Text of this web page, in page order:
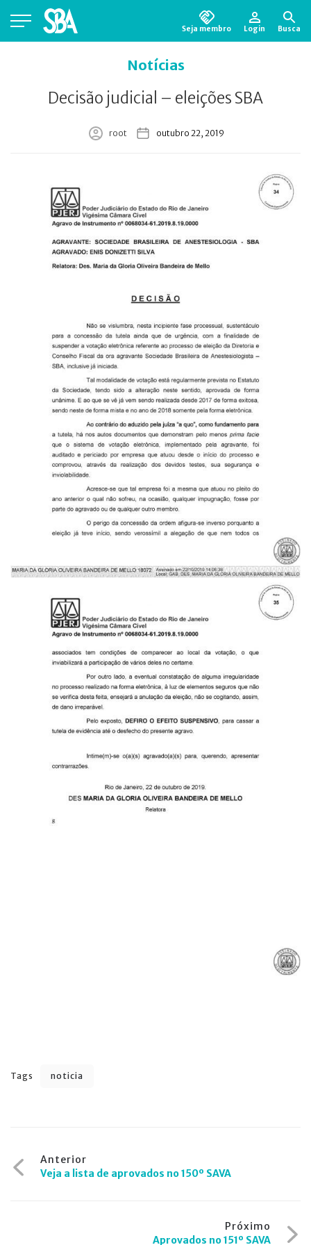
Seja membro Login Busca
Notícias
Decisão judicial – eleições SBA
root outubro 22, 2019
Tags noticia
Navegação
de
Anterior
Veja a lista de aprovados no 150º SAVA
Próximo
Aprovados no 151º SAVA